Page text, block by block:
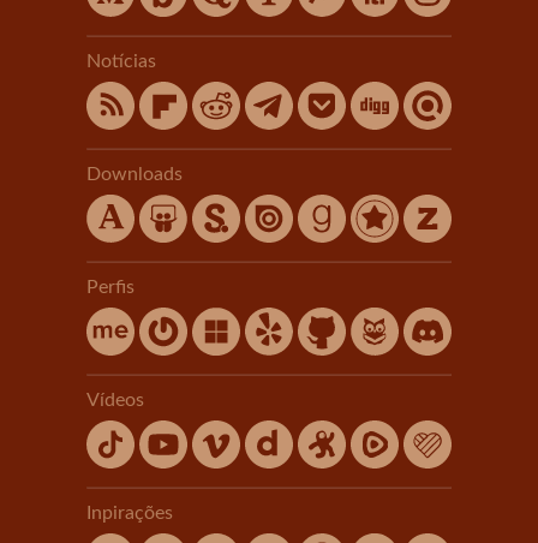
Notícias
Downloads
Perfis
Vídeos
Inpirações